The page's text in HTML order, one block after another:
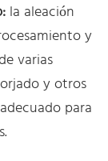
la aleación
y
varias
y otros
para